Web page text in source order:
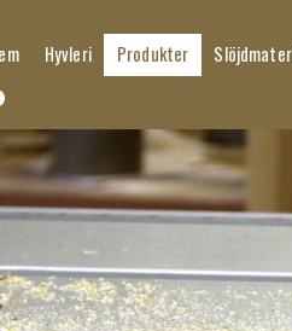
Hyvleri Produkter